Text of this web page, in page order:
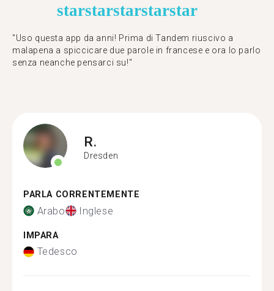
starstarstarstarstar
"Uso questa app da anni! Prima di Tandem riuscivo a
malapena a spiccicare due parole in francese e ora lo parlo
senza neanche pensarci su!"
R.
Dresden
PARLA CORRENTEMENTE
Arabo Inglese
IMPARA
Tedesco